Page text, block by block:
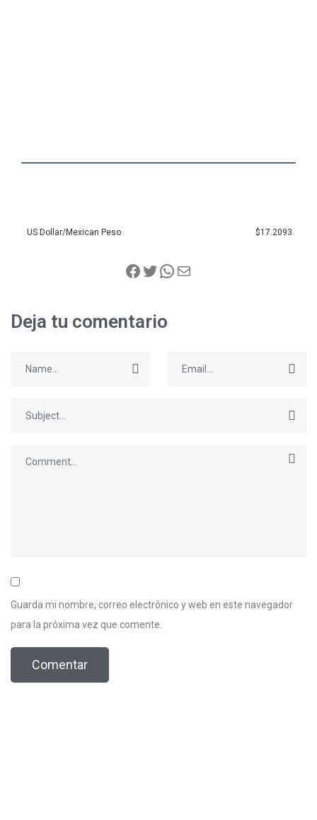
US Dollar/Mexican Peso $17.2093
Deja tu comentario
Guarda mi nombre, correo electrónico y web en este navegador
para la próxima vez que comente.